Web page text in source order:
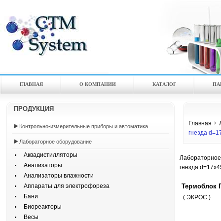
ГЛАВНАЯ О КОМПАНИИ КАТАЛOГ
ПРОДУКЦИЯ
Контрольно-измерительные приборы и автоматика
Лабораторное оборудование
Аквадистилляторы
Анализаторы
Анализаторы влажности
Аппараты для электрофореза
Бани
Биореакторы
Весы
Главная
гнезда
гнезда
Термоблок
( ЭКРОС )